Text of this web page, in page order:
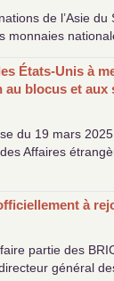
de l’Asie
monnaies
États-Unis à
au blocus et aux
du 19 mars
Affaires
à
partie des
général